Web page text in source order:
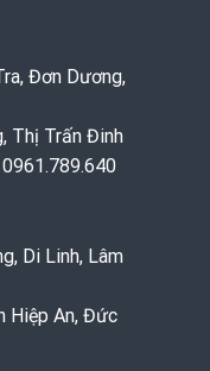
Đơn Dương,
Thị Trấn Đinh
Di Linh, Lâm
Hiệp An, Đức